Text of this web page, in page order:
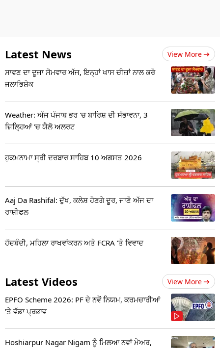
Latest News View More
ਸਾਵਣ ਦਾ ਦੂਜਾ ਸੋਮਵਾਰ ਅੱਜ, ਇਨ੍ਹਾਂ ਖਾਸ ਚੀਜ਼ਾਂ ਨਾਲ ਕਰੋ
ਜਲਾਭਿਸ਼ੇਕ
Weather: ਅੱਜ ਪੰਜਾਬ ਭਰ 'ਚ ਬਾਰਿਸ਼ ਦੀ ਸੰਭਾਵਨਾ, 3
ਜ਼ਿਲ੍ਹਿਆਂ 'ਚ ਯੈਲੋ ਅਲਰਟ
ਹੁਕਮਨਾਮਾ ਸ੍ਰੀ ਦਰਬਾਰ ਸਾਹਿਬ 10 ਅਗਸਤ 2026
Aaj Da Rashifal: ਦੁੱਖ, ਕਲੇਸ਼ ਹੋਣਗੇ ਦੂਰ, ਜਾਣੋ ਅੱਜ ਦਾ
ਰਾਸ਼ੀਫਲ
ਹੱਦਬੰਦੀ, ਮਹਿਲਾ ਰਾਖਵਾਂਕਰਨ ਅਤੇ FCRA 'ਤੇ ਵਿਵਾਦ
Latest Videos View More
EPFO Scheme 2026: PF ਦੇ ਨਵੇਂ ਨਿਯਮ, ਕਰਮਚਾਰੀਆਂ
'ਤੇ ਵੱਡਾ ਪ੍ਰਭਾਵ
Hoshiarpur Nagar Nigam ਨੂੰ ਮਿਲਆ ਨਵਾਂ ਮੇਅਰ,